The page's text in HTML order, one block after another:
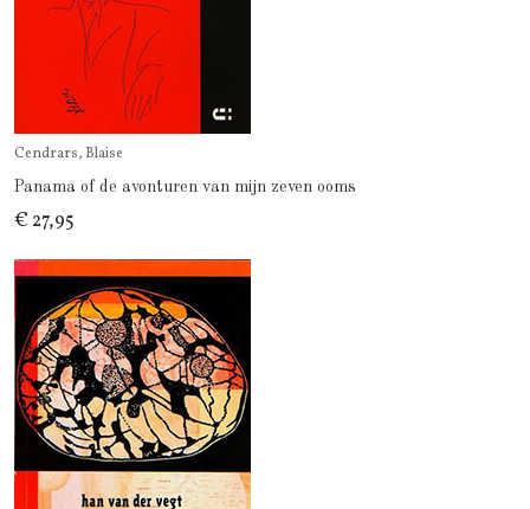
Cendrars, Blaise
Panama of de avonturen van mijn zeven ooms
€ 27,95